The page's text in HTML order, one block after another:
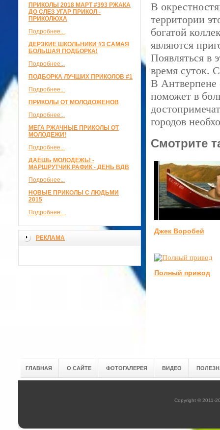
ПРИКОЛЫ 2018 МАРТ #393 РЖАКА
ДО СЛЕЗ УГАР ПРИКОЛ -
ПРИКОЛЮХА
Подробнее...
ДЕРЗКИЕ ШКОЛЬНИКИ #3 САМАЯ
БОЛЬШАЯ ПОДБОРКА!
Подробнее...
ПОДБОРКА ЛУЧШИХ ПРИКОЛОВ #1
Подробнее...
ПРИКОЛЫ ОТ МОЛОДОЖЕНОВ
Подробнее...
МЕГА РЖАЧНЫЕ ПРИКОЛЫ ОТ
МОЛОДЕЖИ!
Подробнее...
ДАЁШЬ МОЛОДЁЖЬ! -
МАРШРУТЧИК РАФИК - ДЕНЬ ВДВ
Подробнее...
НОВЫЕ ПРИКОЛЫ С ЛЮДЬМИ
2015
Подробнее...
РЕКЛАМА
В
территории
богатой
являются
Появляться в
время суток.
В Антверпене
поможет в
городов
Смотрите
Джек Воробей
Полный привод
ГЛАВНАЯ О САЙТЕ ФОТОГАЛЕРЕЯ ВИДЕО
Copyright © 2011-